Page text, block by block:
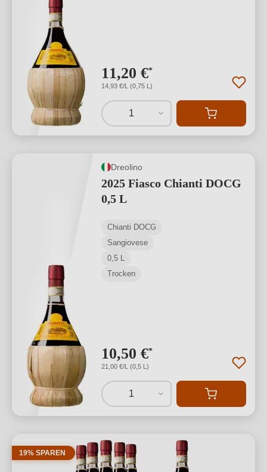
11,20 €*
14,93 €/L (0,75 L)
1
Dreolino
2025 Fiasco Chianti DOCG
0,5 L
Chianti DOCG
Sangiovese
0,5 L
Trocken
10,50 €*
21,00 €/L (0,5 L)
1
19% SPAREN